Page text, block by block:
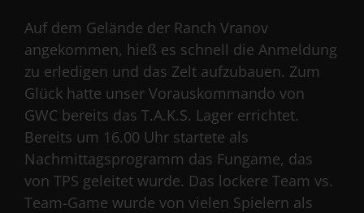
Auf dem Gelände der Ranch Vranov
angekommen, hieß es schnell die Anmeldung
zu erledigen und das Zelt aufzubauen. Zum
Glück hatte unser Vorauskommando von
GWC bereits das T.A.K.S. Lager errichtet.
Bereits um 16.00 Uhr startete als
Nachmittagsprogramm das Fungame, das
von TPS geleitet wurde. Das lockere Team vs.
Team-Game wurde von vielen Spielern als